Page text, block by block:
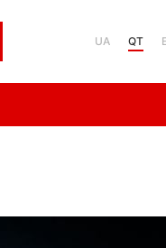
UA QT